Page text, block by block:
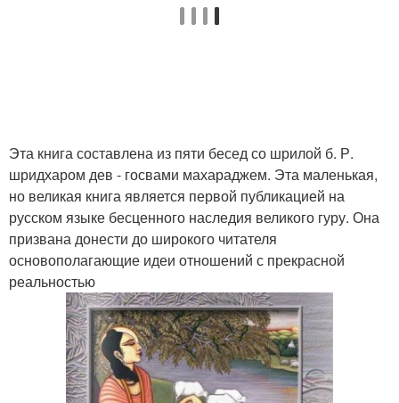
Эта книга составлена из пяти бесед со шрилой б. Р.
шридхаром дев - госвами махараджем. Эта маленькая,
но великая книга является первой публикацией на
русском языке бесценного наследия великого гуру. Она
призвана донести до широкого читателя
основополагающие идеи отношений с прекрасной
реальностью